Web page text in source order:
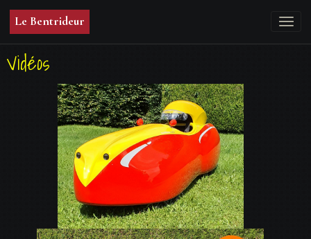
Le Bentrideur
Vidéos